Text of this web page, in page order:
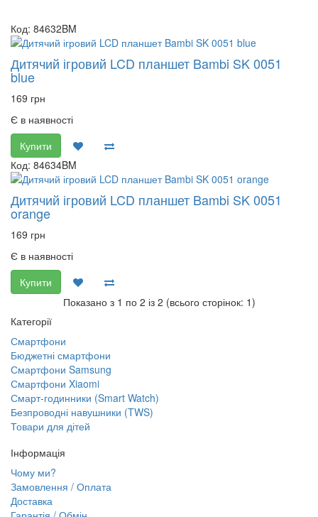
Код: 84632BM
Дитячий ігровий LCD планшет Bambi SK 0051
blue
169 грн
Є в наявності
Купити
Код: 84634BM
Дитячий ігровий LCD планшет Bambi SK 0051
orange
169 грн
Є в наявності
Купити
Показано з 1 по 2 із 2 (всього сторінок: 1)
Категорії
Смартфони
Бюджетні смартфони
Смартфони Samsung
Смартфони Xiaomi
Смарт-годинники (Smart Watch)
Безпроводні навушники (TWS)
Товари для дітей
Інформація
Чому ми?
Замовлення / Оплата
Доставка